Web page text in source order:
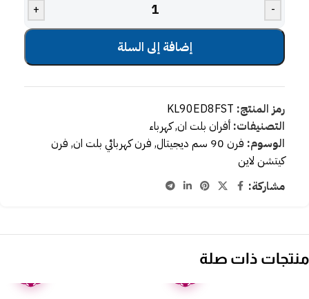
-
+
إضافة إلى السلة
رمز المنتج: KL90ED8FST
التصنيفات: أفران بلت ان,كهرباء
الوسوم: فرن 90 سم ديجيتال , فرن كهربائي بلت ان, فرن
كيتشن لاين
مشاركة:
منتجات ذات صلة